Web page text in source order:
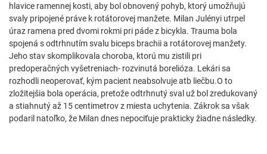
hlavice ramennej kosti, aby bol obnovený pohyb, ktorý umožňujú
svaly pripojené práve k rotátorovej manžete. Milan Julényi utrpel
úraz ramena pred dvomi rokmi pri páde z bicykla. Trauma bola
spojená s odtrhnutím svalu biceps brachii a rotátorovej manžety.
Jeho stav skomplikovala choroba, ktorú mu zistili pri
predoperačných vyšetreniach- rozvinutá borelióza. Lekári sa
rozhodli neoperovať, kým pacient neabsolvuje atb liečbu.O to
zložitejšia bola operácia, pretože odtrhnutý sval už bol zredukovaný
a stiahnutý až 15 centimetrov z miesta uchytenia. Zákrok sa však
podaril natoľko, že Milan dnes nepociťuje prakticky žiadne následky.